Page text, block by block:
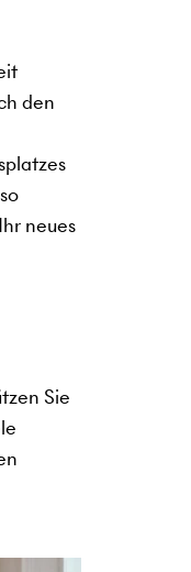
den
neues
Sie